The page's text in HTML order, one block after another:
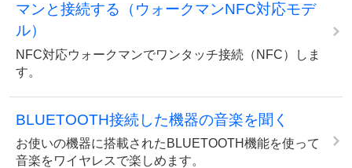
マンと接続する（ウォークマンNFC対応モデ
ル）
NFC対応ウォークマンでワンタッチ接続（NFC）しま
す。
BLUETOOTH接続した機器の音楽を聞く
お使いの機器に搭載されたBLUETOOTH機能を使って
音楽をワイヤレスで楽しめます。